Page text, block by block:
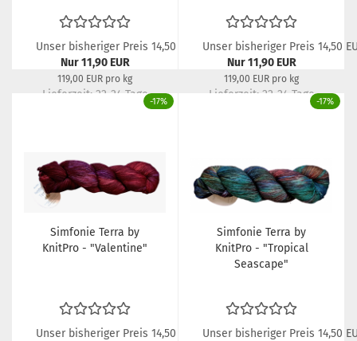
Unser bisheriger Preis 14,50 EUR
Nur 11,90 EUR
119,00 EUR pro kg
Lieferzeit: 22-24 Tage
Unser bisheriger Preis 14,50
Nur 11,90 EUR
119,00 EUR pro kg
Lieferzeit: 22-24 Tage
-17%
Simfonie Terra by
KnitPro - "Valentine"
Unser bisheriger Preis 14,50 EUR
-17%
Simfonie Terra by
KnitPro - "Tropical
Seascape"
Unser bisheriger Preis 14,50